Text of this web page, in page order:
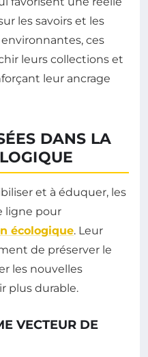
les savoirs et les
ces
leurs collections et
leur ancrage
DANS LA
et à éduquer, les
ligne pour
écologique. Leur
de préserver le
les nouvelles
plus durable.
VECTEUR DE